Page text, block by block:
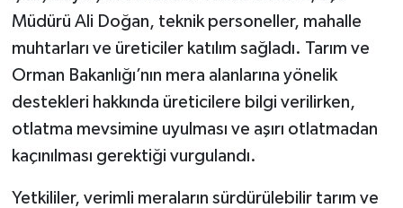
Müdürü Ali Doğan, teknik personeller, mahalle
muhtarları ve üreticiler katılım sağladı. Tarım ve
Orman Bakanlığı’nın mera alanlarına yönelik
destekleri hakkında üreticilere bilgi verilirken,
otlatma mevsimine uyulması ve aşırı otlatmadan
kaçınılması gerektiği vurgulandı.
Yetkililer, verimli meraların sürdürülebilir tarım ve